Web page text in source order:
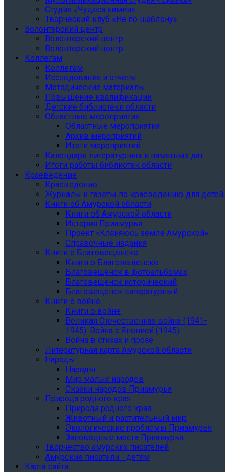
Студия «Чудеса химии»
Творческий клуб «Не по шаблону»
Волонтерский центр
Волонтерский центр
Волонтерский центр
Коллегам
Коллегам
Исследования и отчеты
Методические материалы
Повышение квалификации
Детские библиотеки области
Областные мероприятия
Областные мероприятия
Архив мероприятий
Итоги мероприятий
Календарь литературных и памятных дат
Итоги работы библиотек области
Краеведение
Краеведение
Журналы и газеты по краеведению для детей
Книги об Амурской области
Книги об Амурской области
История Приамурья
Проект «Кланяюсь земле Амурской»
Справочные издания
Книги о Благовещенске
Книги о Благовещенске
Благовещенск в фотоальбомах
Благовещенск исторический
Благовещенск литературный
Книги о войне
Книги о войне
Великая Отечественная война (1941-
1945). Война с Японией (1945)
Война в стихах и прозе
Литературная карта Амурской области
Народы
Народы
Мир малых народов
Сказки народов Приамурья
Природа родного края
Природа родного края
Животный и растительный мир
Экологические проблемы Приамурья
Заповедные места Приамурья
Творчество амурских писателей
Амурские писатели - детям
Карта сайта